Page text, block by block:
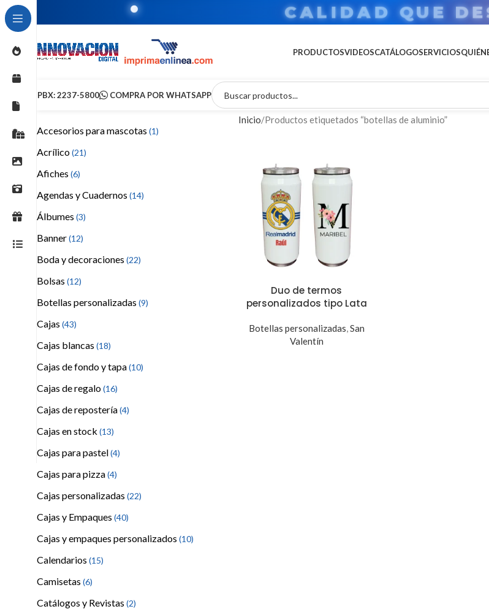
TU MARCA EN GRAN
PRODUCTOSVIDEOSCATÁLOGOSERVICIOS
PBX: 2237-5800 COMPRA POR WHATSAPP
Accesorios para mascotas (1)
Acrílico(21)
Afiches (6)
Agendas y Cuadernos (14)
Álbumes (3)
Banner(12)
Boda y decoraciones (22)
Bolsas (12)
Botellas personalizadas (9)
Cajas (43)
Cajas blancas (18)
Cajas de fondo y tapa(10)
Cajas de regalo(16)
Cajas de repostería(4)
Cajas en stock (13)
Cajas para pastel(4)
Cajas para pizza(4)
Cajas personalizadas (22)
Cajas y Empaques (40)
Cajas y empaques personalizados (10)
Calendarios (15)
Camisetas (6)
Catálogos y Revistas (2)
Inicio Productos etiquetados “botellas de aluminio”
Duo de termos
personalizados tipo Lata
Botellas personalizadas,San
Valentín